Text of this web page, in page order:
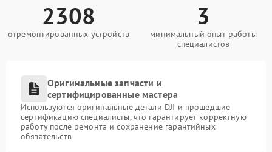
2308
отремонтированных устройств
3
минимальный опыт работы
специалистов
Оригинальные запчасти и
сертифицированные мастера
Используются оригинальные детали DJI и прошедшие
сертификацию специалисты, что гарантирует корректную
работу после ремонта и сохранение гарантийных
обязательств